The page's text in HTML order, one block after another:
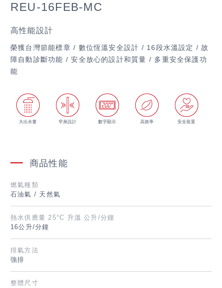
REU-16FEB-MC
高性能設計
榮獲台灣節能標章 / 數位恆溫安全設計 / 16段水溫設定 / 故
障自動診斷功能 / 安全放心的設計和質量 / 多重安全保護功
能
大出水量 窄身設計 數字顯示 高效率 安全装置
商品性能
燃氣種類
石油氣 / 天然氣
熱水供應量25°C 升溫 公升/分鐘
16公升/分鐘
排氣方法
強排
整體尺寸